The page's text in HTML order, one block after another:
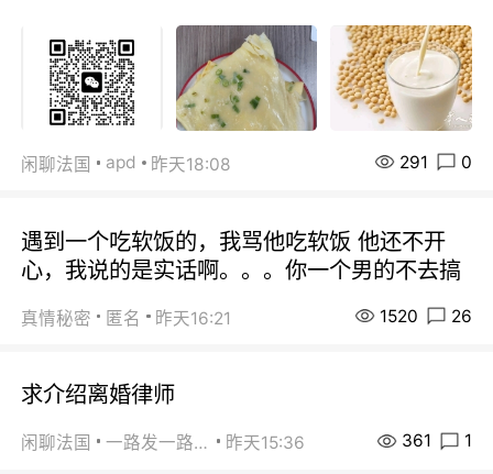
闲聊法国 apd 昨天18:08 291 0
遇到一个吃软饭的，我骂他吃软饭 他还不开
心，我说的是实话啊。。。你一个男的不去搞
真情秘密 匿名 昨天16:21 1520 26
求介绍离婚律师
闲聊法国 一路发一路发 昨天15:36 361 1